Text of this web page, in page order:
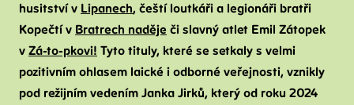
husitství v Lipanech, čeští loutkáři a legionáři bratři
Kopečtí v Bratrech naděje či slavný atlet Emil Zátopek
v Zá-to-pkovi! Tyto tituly, které se setkaly s velmi
pozitivním ohlasem laické i odborné veřejnosti, vznikly
pod režijním vedením Janka Jirků, který od roku 2024